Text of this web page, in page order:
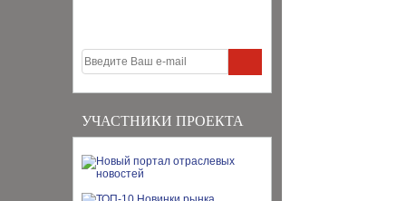
УЧАСТНИКИ ПРОЕКТА